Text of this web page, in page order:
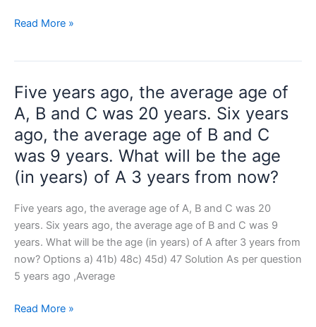
लिखी
हैं।
24
के
विपरीत
फलक
पर
कौन
सी
संख्या
है?
वर्तमान
आयु
B
आयु
की
तीन
है।
C,
B
से
5
बड़ा
Read More »
Five years ago, the average age of
A, B and C was 20 years. Six years
ago, the average age of B and C
was 9 years. What will be the age
(in years) of A 3 years from now?
Five years ago, the average age of A, B and C was 20
years. Six years ago, the average age of B and C was 9
years. What will be the age (in years) of A after 3 years from
now? Options a) 41b) 48c) 45d) 47 Solution As per question
5 years ago ,Average
Five
Read More »